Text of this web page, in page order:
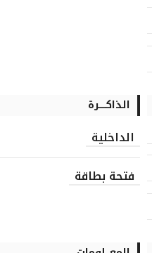
الذاكـــــرة
الداخلية
فتحة بطاقة